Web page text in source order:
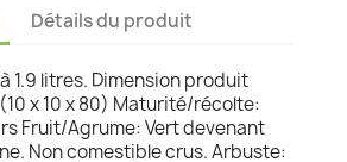
Détails du produit
1.9 litres. Dimension produit
x 10 x 80) Maturité/récolte:
Fruit/Agrume: Vert devenant
Non comestible crus. Arbuste: